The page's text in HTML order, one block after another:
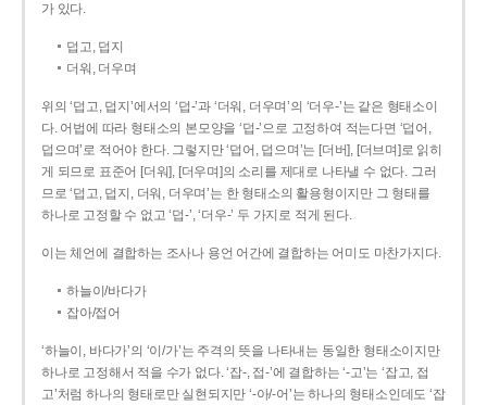
가 있다.
덥고, 덥지
더워, 더우며
위의 ‘덥고, 덥지’에서의 ‘덥-­’과 ‘더워, 더우며’의 ‘더우-­’는 같은 형태소이
다. 어법에 따라 형태소의 본모양을 ‘덥-­’으로 고정하여 적는다면 ‘덥어,
덥으며’로 적어야 한다. 그렇지만 ‘덥어, 덥으며’는 [더버], [더브며]로 읽히
게 되므로 표준어 [더워], [더우며]의 소리를 제대로 나타낼 수 없다. 그러
므로 ‘덥고, 덥지, 더워, 더우며’는 한 형태소의 활용형이지만 그 형태를
하나로 고정할 수 없고 ‘덥-’, ‘더우-’ 두 가지로 적게 된다.
이는 체언에 결합하는 조사나 용언 어간에 결합하는 어미도 마찬가지다.
하늘이/바다가
잡아/접어
‘하늘이, 바다가’의 ‘이/가’는 주격의 뜻을 나타내는 동일한 형태소이지만
하나로 고정해서 적을 수가 없다. ‘잡-, 접-’에 결합하는 ‘-고’는 ‘잡고, 접
고’처럼 하나의 형태로만 실현되지만 ‘-아/-어’는 하나의 형태소인데도 ‘잡